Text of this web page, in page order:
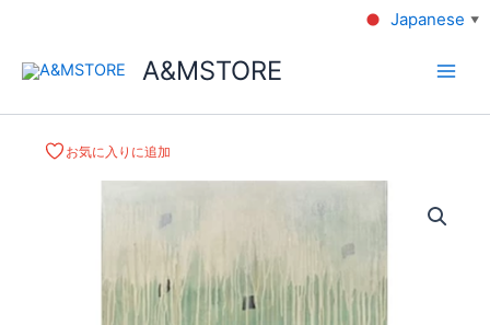
A&MSTORE
お気に入りに追加
Japanese ▼